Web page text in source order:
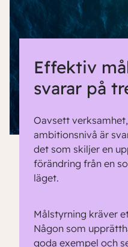
Effektiv
svarar på
Oavsett
ambitionsnivå är
det som skiljer en
förändring från en
läget.
Målstyrning kräver
Någon som
goda exempel och